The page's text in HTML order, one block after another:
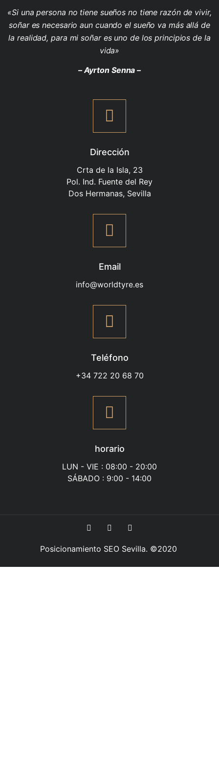
«Si una persona no tiene sueños no tiene razón de vivir,
soñar es necesario aun cuando el sueño va más allá de
la realidad, para mi soñar es uno de los principios de la
vida»
– Ayrton Senna –
Dirección
Crta de la Isla, 23
Pol. Ind. Fuente del Rey
Dos Hermanas, Sevilla
Email
info@worldtyre.es
Teléfono
+34 722 20 68 70
horario
LUN - VIE : 08:00 - 20:00
SÁBADO : 9:00 - 14:00
Posicionamiento SEO Sevilla. ©2020